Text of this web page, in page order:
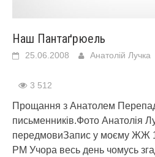
Наш Пантаґрюель
25.06.2008 Анатолій Лучка
3 512
Прощання з Анатолем
письменників.Фото Анатолія
передмовиЗапис у моєму ЖЖ
PM Учора весь день чомусь